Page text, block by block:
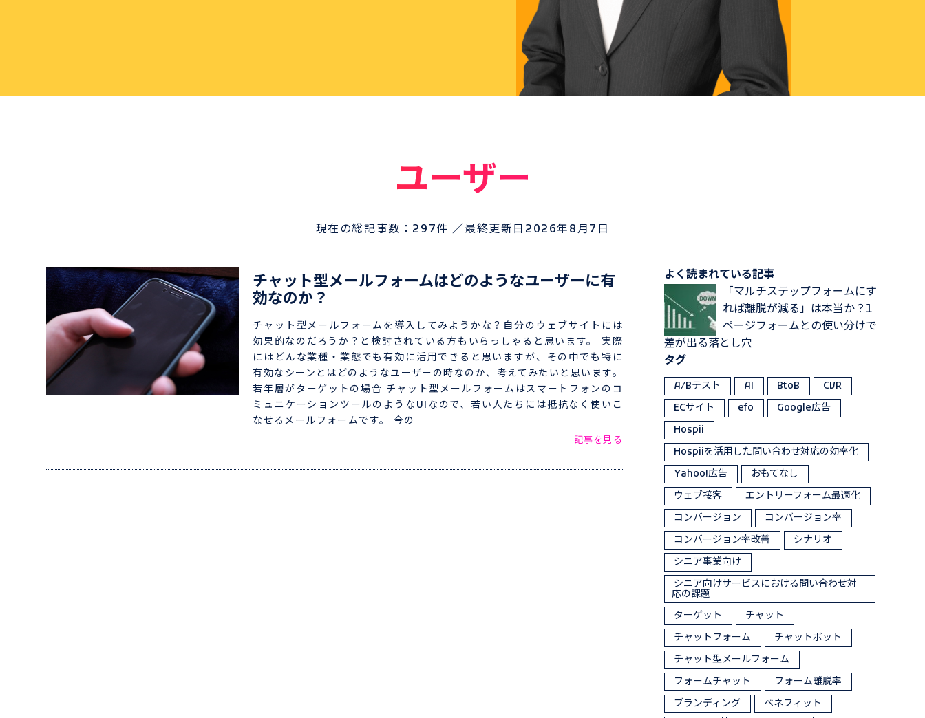
お電話でのお問い合わせはこちら
03-3839-0888
ユーザー
現在の総記事数： 297件 ／最終更新日 2026年8月7日
チャット型メールフォームはどのようなユーザーに有
効なのか？
チャット型メールフォームを導入してみようかな？自分のウェブサイトには
効果的なのだろうか？と検討されている方もいらっしゃると思います。 実際
にはどんな業種・業態でも有効に活用できると思いますが、その中でも特に
有効なシーンとはどのようなユーザーの時なのか、考えてみたいと思います。
若年層がターゲットの場合 チャット型メールフォームはスマートフォンのコ
ミュニケーションツールのようなUIなので、若い人たちには抵抗なく使いこ
なせるメールフォームです。 今の
記事を見る
よく読まれている記事
「マルチステップフォームにす
れば離脱が減る」は本当か？1
ページフォームとの使い分けで
差が出る落とし穴
タグ
A/Bテスト AI BtoB
CVR
ECサイト
efo
Google広告
Hospii
Hospiiを活用した問い合わせ対応の効率化
Yahoo!広告
おもてなし
ウェブ接客
エントリーフォーム最適化
コンバージョン
コンバージョン率
コンバージョン率改善
シナリオ
シニア事業向け
シニア向けサービスにおける問い合わせ対
応の課題
ターゲット
チャット
チャットフォーム
チャットボット
チャット型メールフォーム
フォームチャット
フォーム離脱率
ブランディング
ベネフィット